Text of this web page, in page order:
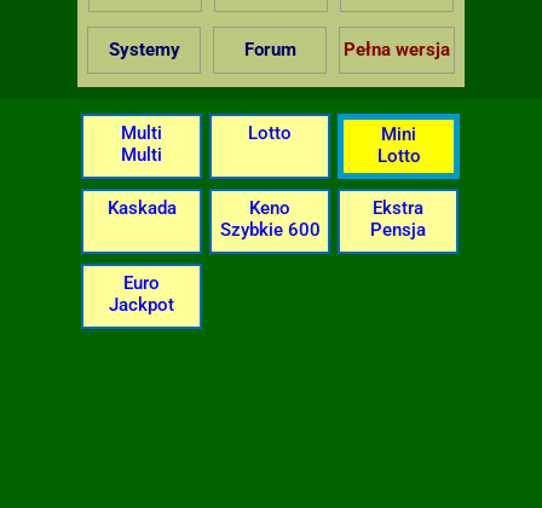
Systemy Forum Pełna wersja
Multi
Multi
Lotto
Mini
Lotto
Kaskada
Keno
Szybkie 600
Ekstra
Pensja
Euro
Jackpot